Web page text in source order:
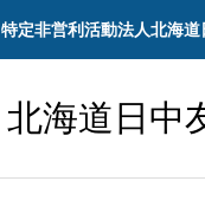
特定非営利活動法人北海
北海道日中